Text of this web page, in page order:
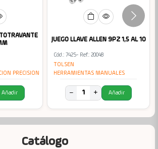
PRECISION
Añadir
JUEGO LLAVE ALLEN 9PZ 1,5 AL 10
Cód.: 7425- Ref.: 20048
TOLSEN
HERRAMIENTAS MANUALES
− + Añadir
Catálogo